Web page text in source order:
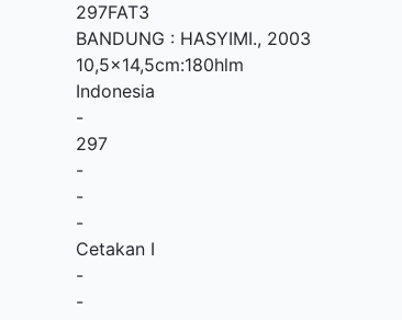
297FAT3
BANDUNG : HASYIMI., 2003
10,5x14,5cm:180hlm
Indonesia
-
297
-
-
-
Cetakan I
-
-